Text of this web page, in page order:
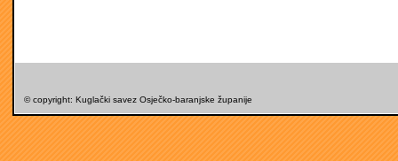
© copyright: Kuglački savez Osječko-baranjske županije